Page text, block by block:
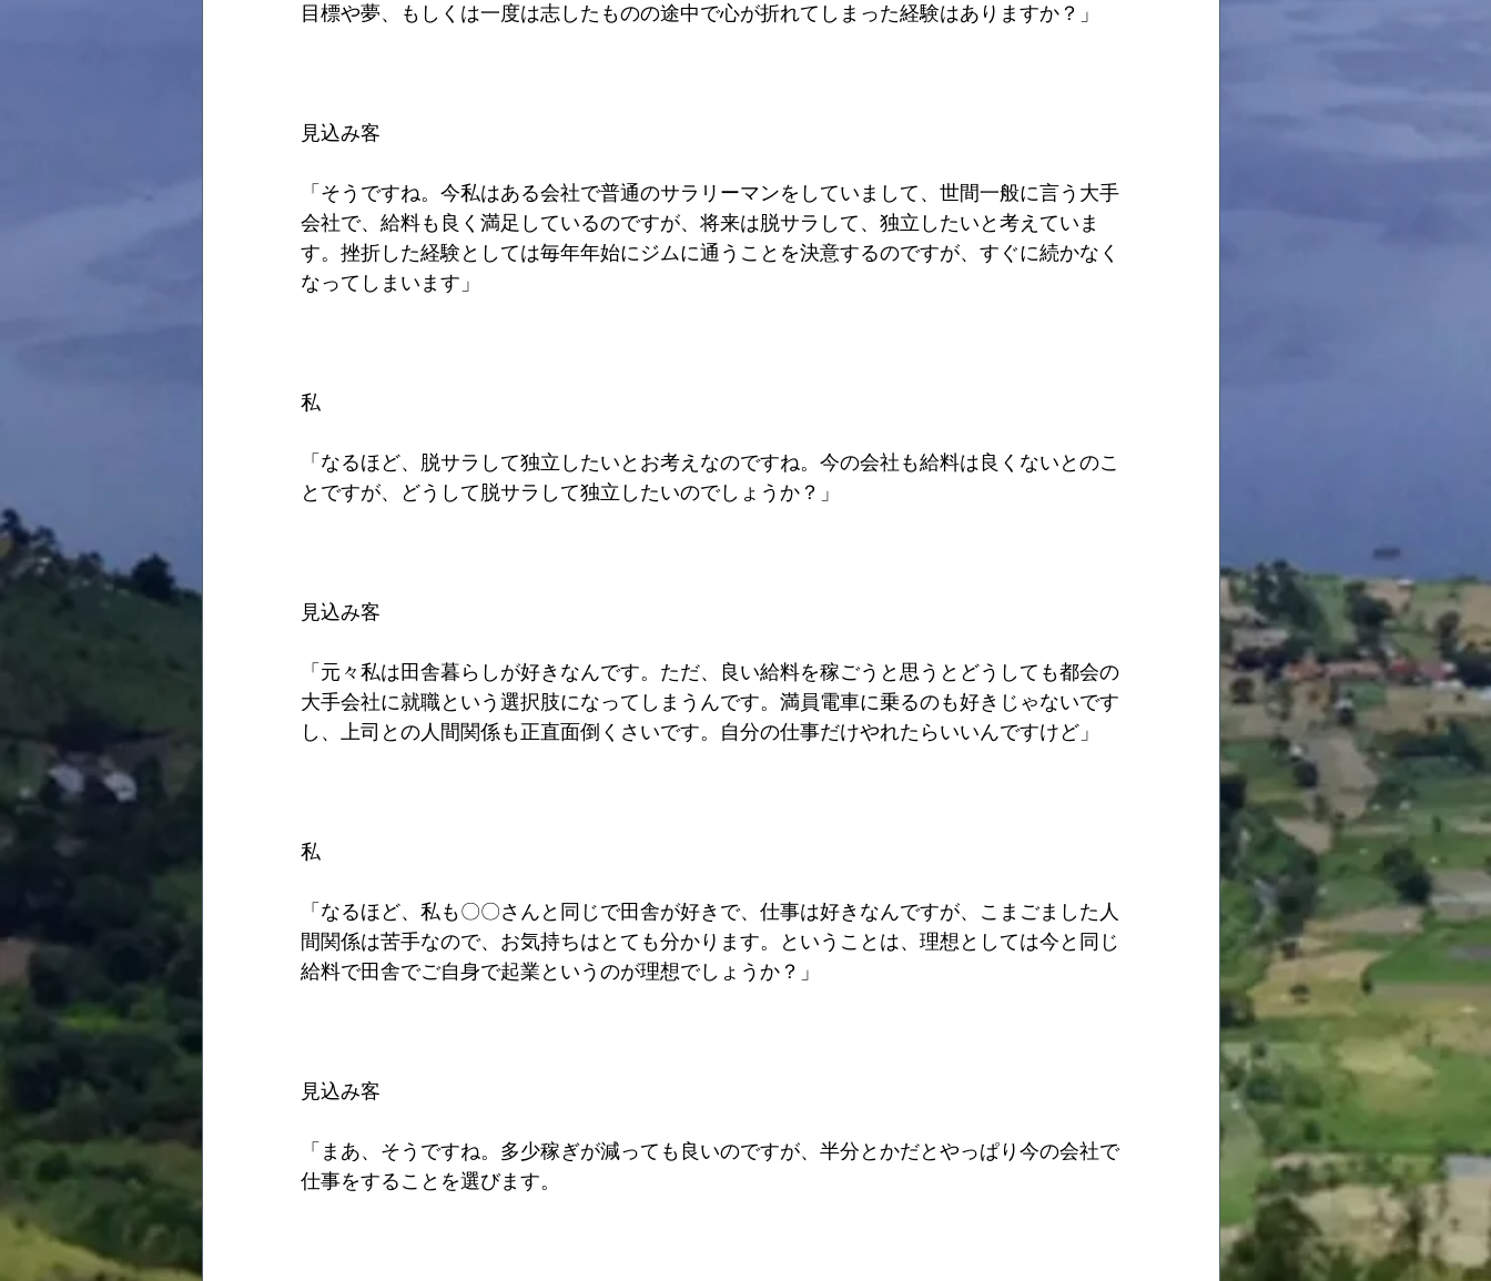
目標や夢、もしくは一度は志したものの途中で心が折れてしまった経験はありますか？」
見込み客
「そうですね。今私はある会社で普通のサラリーマンをしていまして、世間一般に言う大手
会社で、給料も良く満足しているのですが、将来は脱サラして、独立したいと考えていま
す。挫折した経験としては毎年年始にジムに通うことを決意するのですが、すぐに続かなく
なってしまいます」
私
「なるほど、脱サラして独立したいとお考えなのですね。今の会社も給料は良くないとのこ
とですが、どうして脱サラして独立したいのでしょうか？」
見込み客
「元々私は田舎暮らしが好きなんです。ただ、良い給料を稼ごうと思うとどうしても都会の
大手会社に就職という選択肢になってしまうんです。満員電車に乗るのも好きじゃないです
し、上司との人間関係も正直面倒くさいです。自分の仕事だけやれたらいいんですけど」
私
「なるほど、私も〇〇さんと同じで田舎が好きで、仕事は好きなんですが、こまごました人
間関係は苦手なので、お気持ちはとても分かります。ということは、理想としては今と同じ
給料で田舎でご自身で起業というのが理想でしょうか？」
見込み客
「まあ、そうですね。多少稼ぎが減っても良いのですが、半分とかだとやっぱり今の会社で
仕事をすることを選びます。